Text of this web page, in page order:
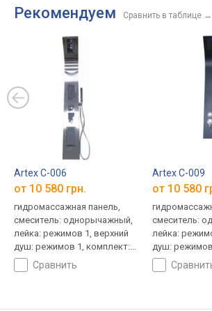
Рекомендуем Сравнить в таблице →
Artex C-006
от 10 580 грн.
гидромассажная панель,
смеситель: однорычажный,
лейка: режимов 1, верхний
душ: режимов 1, комплект:
ручной душ (душевая
лейка), смеситель, шланг,
сравнить
Artex C-009
от 10 580
смеситель:
лейка:
душ:
ручной душ
лейка),